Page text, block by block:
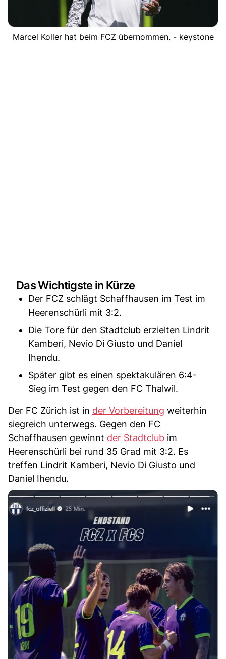
Marcel Koller hat beim FCZ übernommen. - keystone
Das Wichtigste in Kürze
Der FCZ schlägt Schaffhausen im Test im
Heerenschürli mit 3:2.
Die Tore für den Stadtclub erzielten Lindrit
Kamberi, Nevio Di Giusto und Daniel
Ihendu.
Später gibt es einen spektakulären 6:4-
Sieg im Test gegen den FC Thalwil.
Der FC Zürich ist in der Vorbereitung weiterhin
siegreich unterwegs. Gegen den FC
Schaffhausen gewinnt der Stadtclub im
Heerenschürli bei rund 35 Grad mit 3:2. Es
treffen Lindrit Kamberi, Nevio Di Giusto und
Daniel Ihendu.